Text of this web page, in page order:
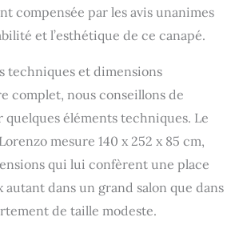
compensée par les avis unanimes
et l’esthétique de ce canapé.
techniques et dimensions
complet, nous conseillons de
quelques éléments techniques. Le
mesure 140 x 252 x 85 cm,
qui lui confèrent une place
autant dans un grand salon que dans
de taille modeste.